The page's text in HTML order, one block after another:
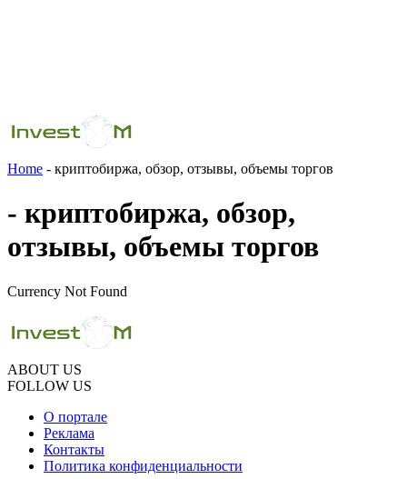
Home - криптобиржа, обзор, отзывы, объемы торгов
- криптобиржа, обзор,
отзывы, объемы торгов
Currency Not Found
ABOUT US
FOLLOW US
О портале
Реклама
Контакты
Политика конфиденциальности